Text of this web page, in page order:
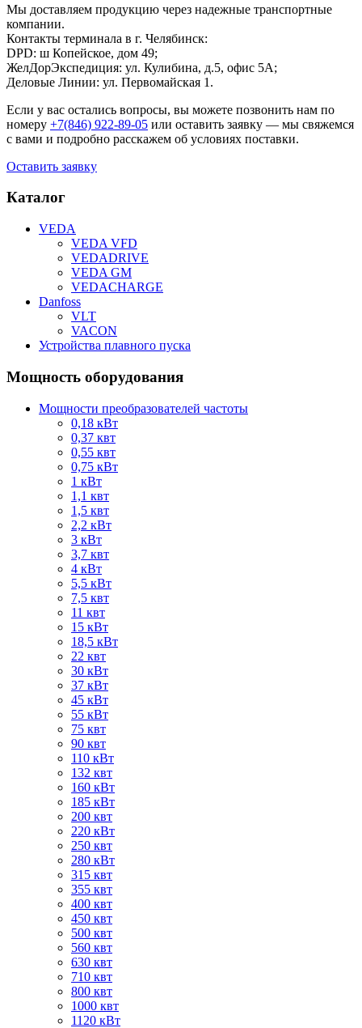
Мы доставляем продукцию через надежные транспортные
компании.
Контакты терминала в г. Челябинск:
DPD: ш Копейское, дом 49;
ЖелДорЭкспедиция: ул. Кулибина, д.5, офис 5А;
Деловые Линии: ул. Первомайская 1.
Если у вас остались вопросы, вы можете позвонить нам по
номеру +7(846) 922-89-05 или оставить заявку — мы свяжемся
с вами и подробно расскажем об условиях поставки.
Оставить заявку
Каталог
VEDA
VEDA VFD
VEDADRIVE
VEDA GM
VEDACHARGE
Danfoss
VLT
VACON
Устройства плавного пуска
Мощность оборудования
Мощности преобразователей частоты
0,18 кВт
0,37 квт
0,55 квт
0,75 кВт
1 кВт
1,1 квт
1,5 квт
2,2 кВт
3 кВт
3,7 квт
4 кВт
5,5 кВт
7,5 квт
11 квт
15 кВт
18,5 кВт
22 квт
30 кВт
37 кВт
45 кВт
55 кВт
75 квт
90 квт
110 кВт
132 квт
160 кВт
185 кВт
200 квт
220 кВт
250 квт
280 кВт
315 квт
355 квт
400 квт
450 квт
500 квт
560 квт
630 квт
710 квт
800 квт
1000 квт
1120 кВт